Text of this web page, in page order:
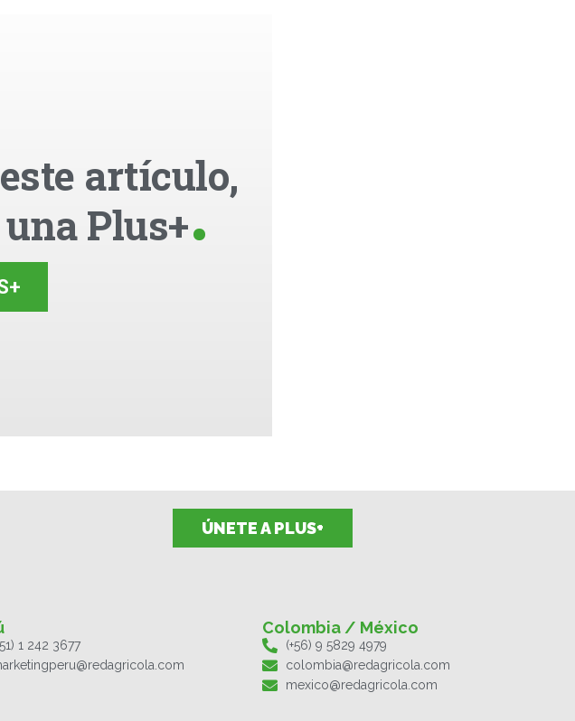
artículo,
Plus+
ÚNETE A PLUS+
1 242 3677
Colombia / México
(+56) 9 5829 4979
colombia@redagricola.com
mexico@redagricola.com